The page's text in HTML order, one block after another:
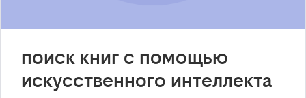
поиск книг с помощью
искусственного интеллекта